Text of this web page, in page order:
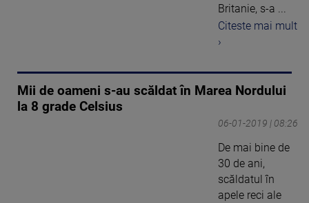
Britanie, s-a ...
Citeste mai mult
›
Mii de oameni s-au scăldat în Marea Nordului
la 8 grade Celsius
06-01-2019 | 08:26
De mai bine de
30 de ani,
scăldatul în
apele reci ale